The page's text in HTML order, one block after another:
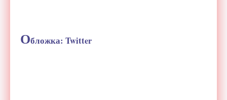
Обложка: Twitter